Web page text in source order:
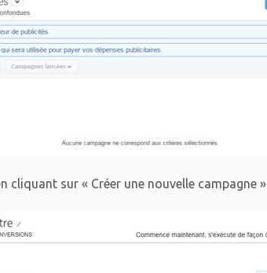
cliquant sur « Créer une nouvelle campagne »